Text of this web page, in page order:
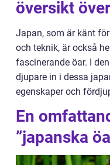
översikt
Japan, som är känt
och teknik, är också
fascinerande öar. I
djupare in i dessa
egenskaper och
En
”japanska